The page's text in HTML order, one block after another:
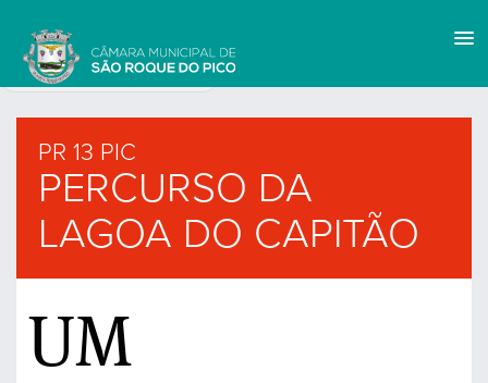
PR 13 PIC
PERCURSO DA
LAGOA DO CAPITÃO
UM